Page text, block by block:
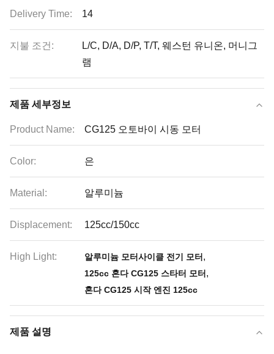
Delivery Time: 14
지불 조건:
L/C, D/A, D/P, T/T, 웨스턴 유니온, 머니그
램
제품 세부정보
Product Name: CG125 오토바이 시동 모터
Color: 은
Material: 알루미늄
Displacement: 125cc/150cc
High Light: 알루미늄 모터사이클 전기 모터 ,
125cc 혼다 CG125 스타터 모터 ,
혼다 CG125 시작 엔진 125cc
제품 설명